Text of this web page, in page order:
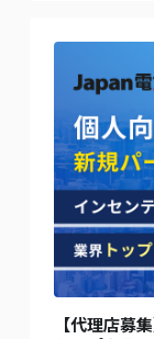
【代理店募